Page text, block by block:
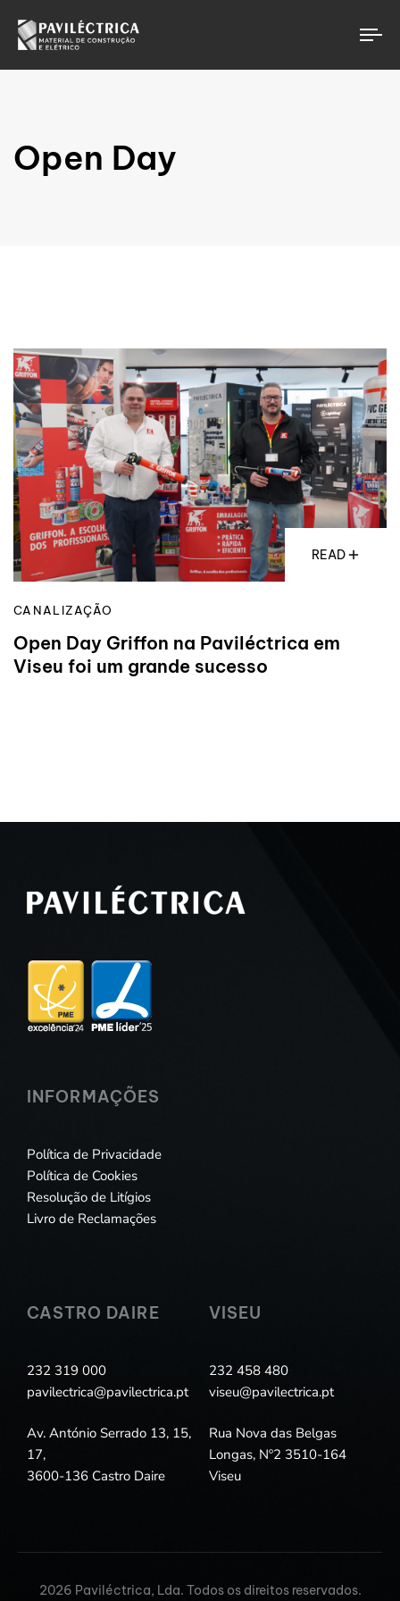
Open Day
READ
CANALIZAÇÃO
Open Day Griffon na Paviléctrica em
Viseu foi um grande sucesso
INFORMAÇÕES
Política de Privacidade
Política de Cookies
Resolução de Litígios
Livro de Reclamações
CASTRO DAIRE
232 319 000
pavilectrica@pavilectrica.pt
Av. António Serrado 13, 15,
17,
3600-136 Castro Daire
VISEU
232 458 480
viseu@pavilectrica.pt
Rua Nova das Belgas
Longas, Nº2 3510-164
Viseu
2026 Paviléctrica, Lda. Todos os direitos reservados.